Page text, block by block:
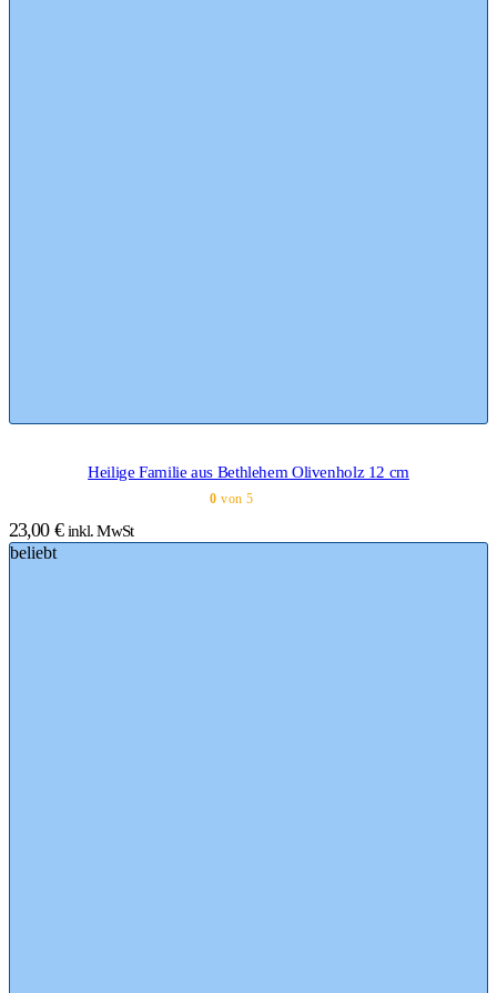
Heilige Familie aus Bethlehem Olivenholz 12 cm
0 von 5
23,00 € inkl. MwSt
beliebt